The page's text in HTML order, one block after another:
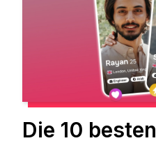
Die 10 besten